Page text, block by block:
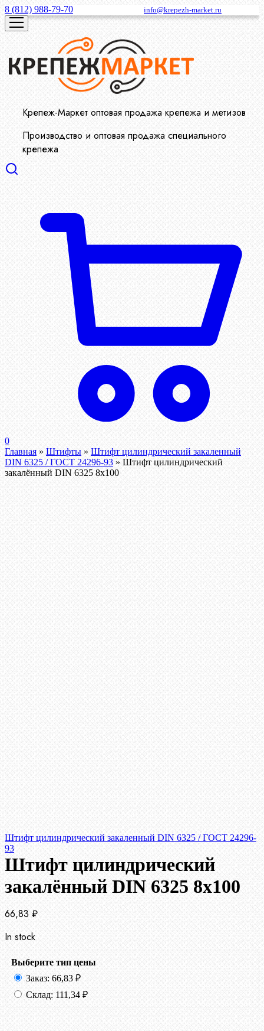
8 (812) 988-79-70 info@krepezh-market.ru
Крепеж-Маркет оптовая продажа крепежа и метизов
Производство и оптовая продажа специального
крепежа
0
Главная » Штифты » Штифт цилиндрический закаленный
DIN 6325 / ГОСТ 24296-93 » Штифт цилиндрический
закалённый DIN 6325 8х100
Штифт цилиндрический закаленный DIN 6325 / ГОСТ 24296-
93
Штифт цилиндрический
закалённый DIN 6325 8х100
66,83 ₽
In stock
Выберите тип цены
Заказ: 66,83 ₽
Склад: 111,34 ₽